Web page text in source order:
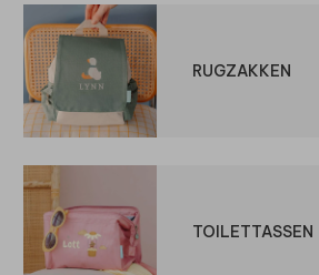
RUGZAKKEN
TOILETTASSEN